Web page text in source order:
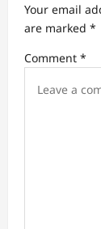
a
t
i
Your email
are marked *
Comment *